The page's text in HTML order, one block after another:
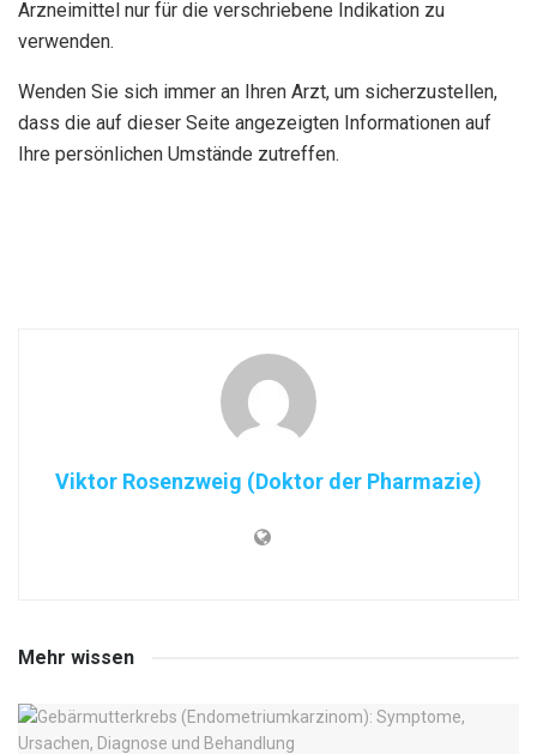
Arzneimittel nur für die verschriebene Indikation zu
verwenden.
Wenden Sie sich immer an Ihren Arzt, um sicherzustellen,
dass die auf dieser Seite angezeigten Informationen auf
Ihre persönlichen Umstände zutreffen.
Viktor Rosenzweig (Doktor der Pharmazie)
Mehr wissen